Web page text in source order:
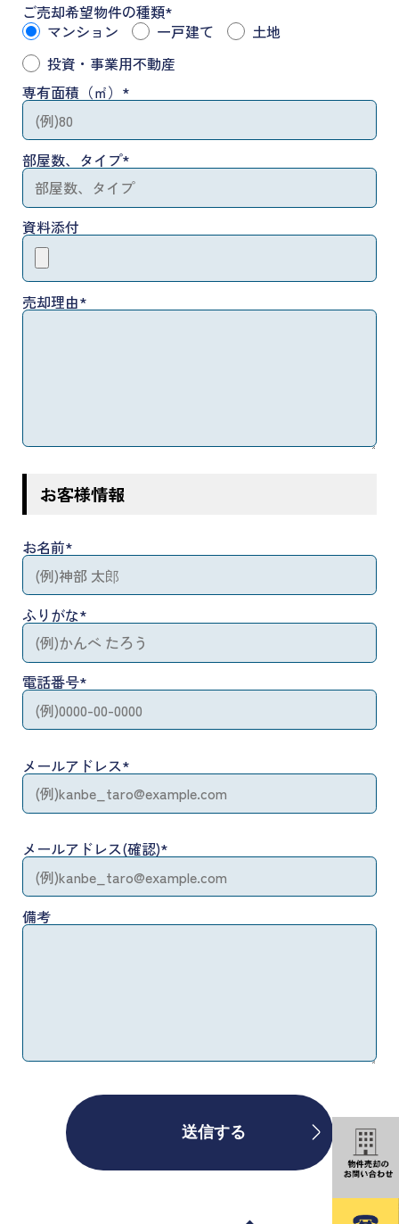
ご売却希望物件の種類*
マンション
一戸建て
土地
投資・事業用不動産
専有面積（㎡） *
部屋数、タイプ*
資料添付
売却理由*
お客様情報
お名前*
ふりがな*
電話番号*
メールアドレス*
メールアドレス(確認)*
備考